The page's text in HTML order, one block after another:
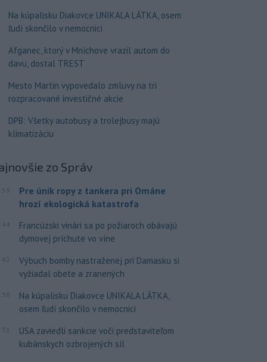
Na kúpalisku Diakovce UNIKALA LÁTKA, osem
ľudí skončilo v nemocnici
Afganec, ktorý v Mníchove vrazil autom do
davu, dostal TREST
Mesto Martin vypovedalo zmluvy na tri
rozpracované investičné akcie
DPB: Všetky autobusy a trolejbusy majú
klimatizáciu
zo Správ
Pre únik ropy z tankera pri Ománe
hrozí ekologická katastrofa
Francúzski vinári sa po požiaroch obávajú
dymovej príchute vo víne
Výbuch bomby nastraženej pri Damasku si
vyžiadal obete a zranených
Na kúpalisku Diakovce UNIKALA LÁTKA,
osem ľudí skončilo v nemocnici
USA zaviedli sankcie voči predstaviteľom
kubánskych ozbrojených síl